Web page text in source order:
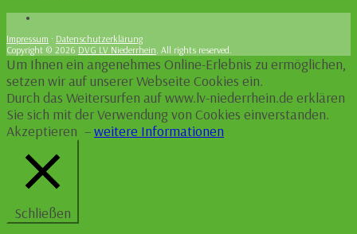
Impressum · Datenschutzerklärung
Copyright © 2026 DVG LV Niederrhein . All rights reserved.
Um Ihnen ein angenehmes Online-Erlebnis zu ermöglichen,
setzen wir auf unserer Webseite Cookies ein.
Durch das Weitersurfen auf www.lv-niederrhein.de erklären
Sie sich mit der Verwendung von Cookies einverstanden.
Akzeptieren –weitere Informationen
Schließen